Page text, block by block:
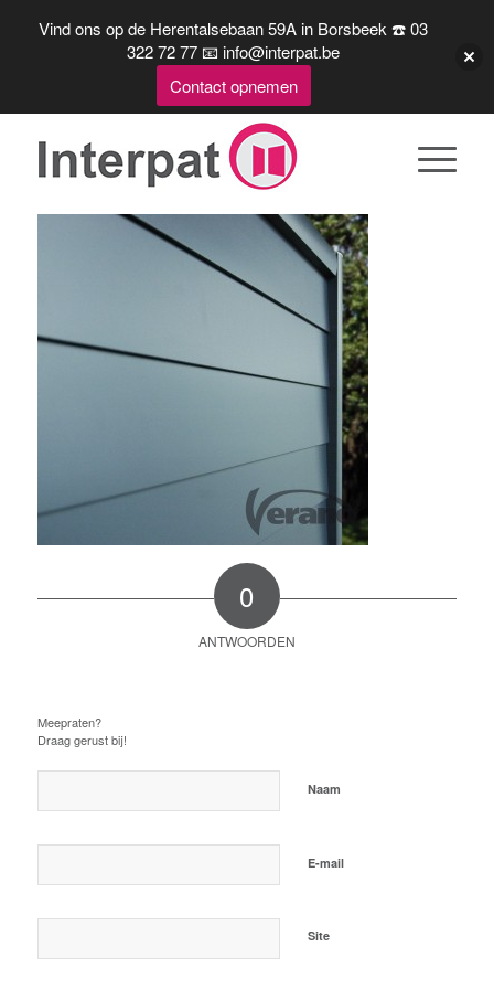
0
ANTWOORDEN
Meepraten?
Draag gerust bij!
Naam
E-mail
Site
Vind ons op de Herentalsebaan 59A in Borsbeek ☎️ 03
322 72 77 📧 info@interpat.be
Contact opnemen